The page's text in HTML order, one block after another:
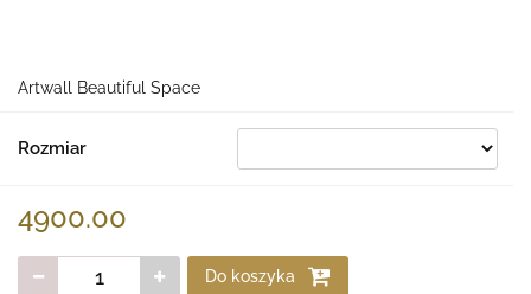
Artwall Beautiful Space
Rozmiar
4900.00
Do koszyka